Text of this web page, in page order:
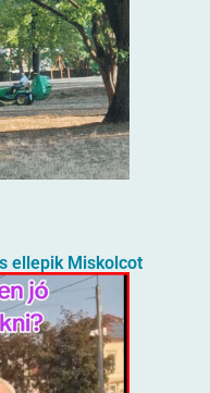
ellepik Miskolcot